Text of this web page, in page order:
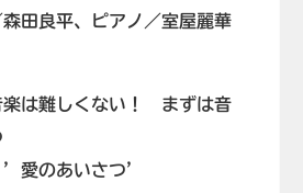
田良平、ピアノ／室屋麗華
は難しくない！ まずは音
愛のあいさつ’